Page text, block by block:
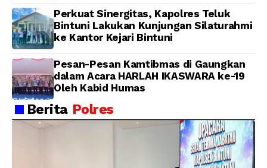
Perkuat Sinergitas, Kapolres Teluk
Bintuni Lakukan Kunjungan Silaturahmi
ke Kantor Kejari Bintuni
Pesan-Pesan Kamtibmas di Gaungkan
dalam Acara HARLAH IKASWARA ke-19
Oleh Kabid Humas
Berita Polres